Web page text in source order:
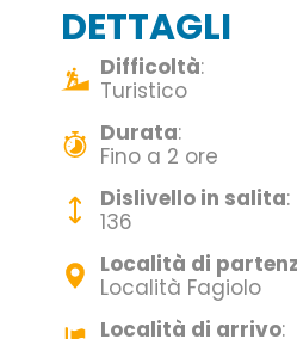
Ritornato al passo Scaletta
indicazione comincerai a
e bosco verso le antenne di
dopo giungerai al punto più
(m. 1192) da dove puoi
e il monte Bronzone (m.
sentiero, delle corde
voragine denominata
DETTAGLI
Difficoltà:
Turistico
Durata:
Fino a 2 ore
Dislivello in salita:
136
Località di
Località Fagiolo
Località di arrivo: